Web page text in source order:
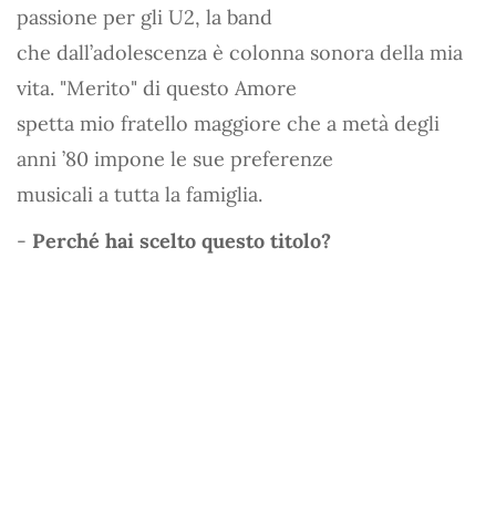
passione per gli U2, la band
che dall’adolescenza è colonna sonora della mia
vita. "Merito" di questo Amore
spetta mio fratello maggiore che a metà degli
anni ’80 impone le sue preferenze
musicali a tutta la famiglia.
- Perché hai scelto questo titolo?